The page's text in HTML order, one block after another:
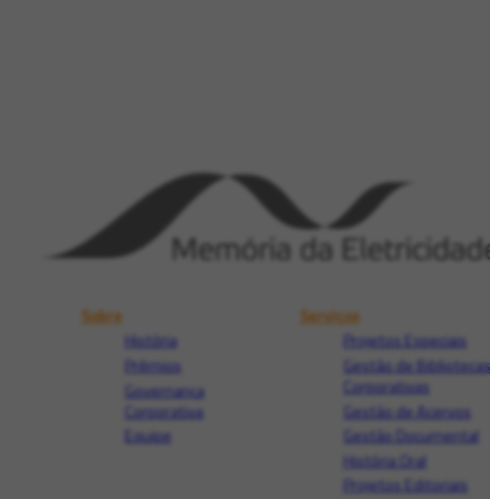
Sobre
História
Prêmios
Governança
Corporativa
Equipe
Serviços
Projetos Especiais
Gestão de Bibliotecas
Corporativas
Gestão de Acervos
Gestão Documental
História Oral
Projetos Editoriais